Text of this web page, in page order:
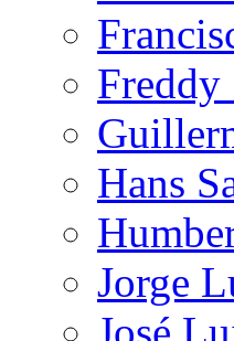
Freddy
Hans
Jorge
José